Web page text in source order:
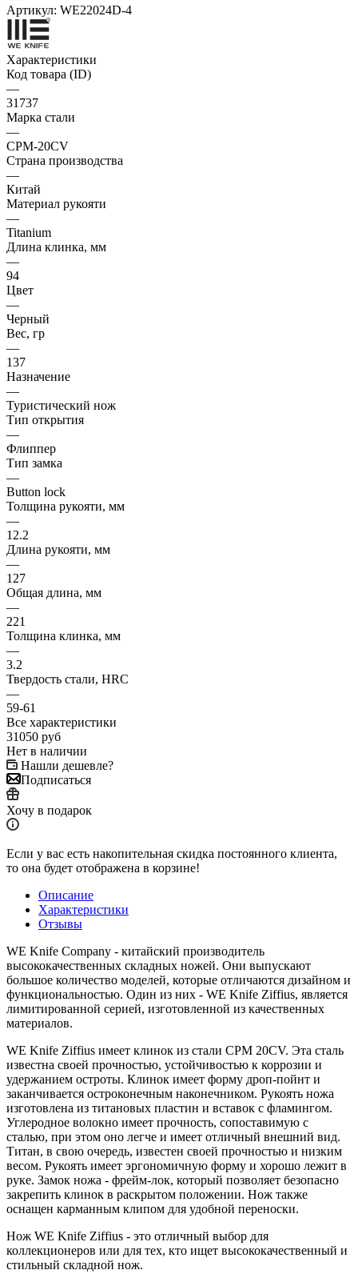
Артикул: WE22024D-4
Характеристики
Код товара (ID)
—
31737
Марка стали
—
CPM-20CV
Страна производства
—
Китай
Материал рукояти
—
Titanium
Длина клинка, мм
—
94
Цвет
—
Черный
Вес, гр
—
137
Назначение
—
Туристический нож
Тип открытия
—
Флиппер
Тип замка
—
Button lock
Толщина рукояти, мм
—
12.2
Длина рукояти, мм
—
127
Общая длина, мм
—
221
Толщина клинка, мм
—
3.2
Твердость стали, HRC
—
59-61
Все характеристики
31050 руб
Нет в наличии
Нашли дешевле?
Подписаться
Хочу в подарок
Если у вас есть накопительная скидка постоянного клиента,
то она будет отображена в корзине!
Описание
Характеристики
Отзывы
WE Knife Company - китайский производитель
высококачественных складных ножей. Они выпускают
большое количество моделей, которые отличаются дизайном и
функциональностью. Один из них - WE Knife Ziffius, является
лимитированной серией, изготовленной из качественных
материалов.
WE Knife Ziffius имеет клинок из стали CPM 20CV. Эта сталь
известна своей прочностью, устойчивостью к коррозии и
удержанием остроты. Клинок имеет форму дроп-пойнт и
заканчивается остроконечным наконечником. Рукоять ножа
изготовлена из титановых пластин и вставок с фламингом.
Углеродное волокно имеет прочность, сопоставимую с
сталью, при этом оно легче и имеет отличный внешний вид.
Титан, в свою очередь, известен своей прочностью и низким
весом. Рукоять имеет эргономичную форму и хорошо лежит в
руке. Замок ножа - фрейм-лок, который позволяет безопасно
закрепить клинок в раскрытом положении. Нож также
оснащен карманным клипом для удобной переноски.
Нож WE Knife Ziffius - это отличный выбор для
коллекционеров или для тех, кто ищет высококачественный и
стильный складной нож.